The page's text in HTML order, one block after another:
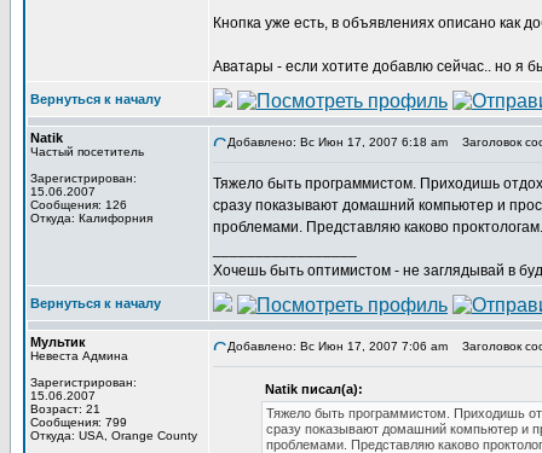
Кнопка уже есть, в объявлениях описано как
Аватары - если хотите добавлю сейчас.. но я
Вернуться к началу
Natik
Частый посетитель
Зарегистрирован:
15.06.2007
Сообщения: 126
Откуда: Калифорния
Добавлено: Вс Июн 17, 2007 6:18 am Заголовок
Тяжело быть программистом. Приходишь
сразу показывают домашний компьютер и
проблемами. Представляю каково
Хочешь быть оптимистом - не заглядывай в
Вернуться к началу
Мультик
Невеста Админа
Зарегистрирован:
15.06.2007
Возраст: 21
Сообщения: 799
Откуда: USA, Orange County
Добавлено: Вс Июн 17, 2007 7:06 am Заголовок
Natik писал(а):
Тяжело быть программистом. Приходишь
сразу показывают домашний компьютер и
проблемами. Представляю каково